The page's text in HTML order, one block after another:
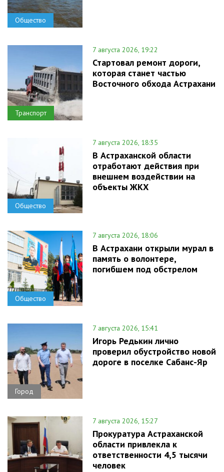
Общество
Транспорт
7 августа 2026, 19:22
Стартовал ремонт дороги,
которая станет частью
Восточного обхода Астрахани
Общество
7 августа 2026, 18:35
В Астраханской области
отработают действия при
внешнем воздействии на
объекты ЖКХ
Общество
7 августа 2026, 18:06
В Астрахани открыли мурал в
память о волонтере,
погибшем под обстрелом
Город
7 августа 2026, 15:41
Игорь Редькин лично
проверил обустройство новой
дороге в поселке Сабанс-Яр
7 августа 2026, 15:27
Прокуратура Астраханской
области привлекла к
ответственности 4,5 тысячи
человек